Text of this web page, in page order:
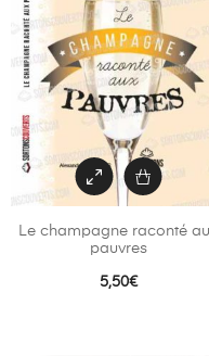
Le champagne raconté
pauvres
5,50€